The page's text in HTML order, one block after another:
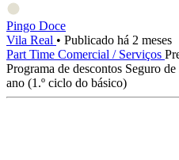
Pingo Doce
Vila Real • Publicado há 2 meses
Part Time Comercial / Serviços
Programa de descontos Seguro
ano (1.º ciclo do básico)